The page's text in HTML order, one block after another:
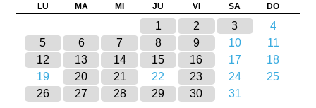
LU MA MI JU VI SA DO
1 2 3
4
5
6 7 8 9 10
11
12
13 14 15 16 17
18
19
20 21 22 23 24
25
26
27 28 29 30 31